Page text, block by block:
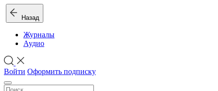
Назад
Журналы
Аудио
Войти Оформить подписку